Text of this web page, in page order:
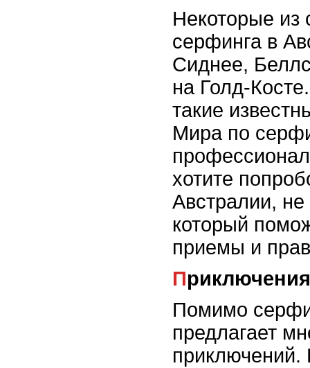
Некоторые
серфинга в
Сиднее,
на Голд-
такие
Мира по
хотите
Австралии, не
который
приемы и
Помимо
предлагает
приключений.